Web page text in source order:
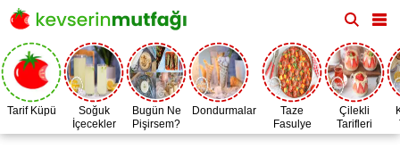
Tarif Küpü
Soğuk
İçecekler
Bugün Ne
Pişirsem?
Dondurmalar
Taze
Fasulye
Zamanı
Çilekli
Tarifleri